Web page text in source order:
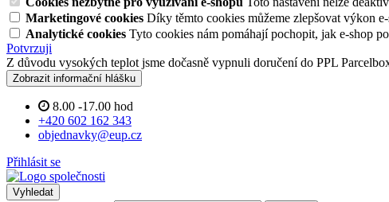
Marketingové cookies Díky těmto cookies můžeme zlepšovat výkon
Analytické cookies Tyto cookies nám pomáhají pochopit, jak e-shop
Potvrzuji
Z důvodu vysokých teplot jsme dočasně vypnuli doručení do PPL
Zobrazit informační hlášku
8.00 -17.00 hod
+420 602 162 343
objednavky@eup.cz
Přihlásit se
Vyhledat